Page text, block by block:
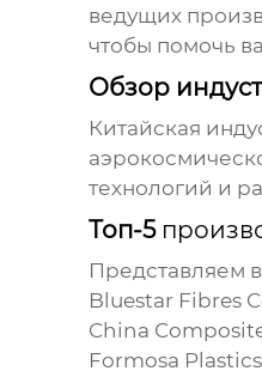
ведущих
чтобы помочь
Обзор
Китайская
технологий и
Топ-5
Представляем
Bluestar Fibres
China
Formosa